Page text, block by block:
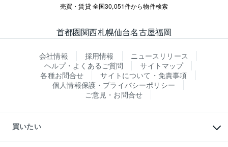
売買・賃貸 全国30,051件から物件検索
首都圏関西札幌仙台名古屋福岡
会社情報 採用情報
ニュースリリース
ヘルプ・よくあるご質問
サイトマップ
各種お問合せ
サイトについて・免責事項
個人情報保護・プライバシーポリシー
ご意見・お問合せ
買いたい